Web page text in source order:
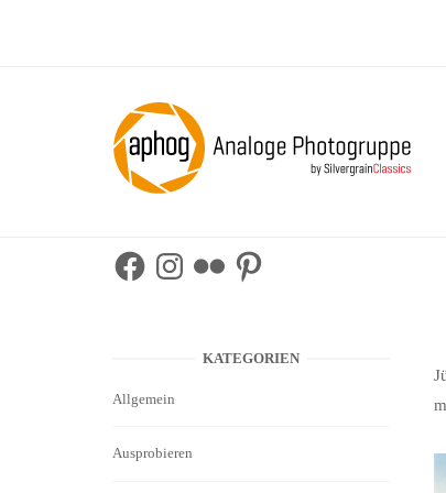
Home
FacebookInstagram
Flickr Pinterest
KATEGORIEN
Allgemein
Ausprobieren